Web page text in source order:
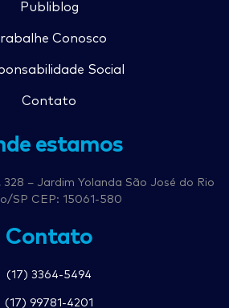
Publiblog
Conosco
Social
Contato
estamos
328 – Jardim Yolanda São José do Rio
SP CEP: 15061-580
Contato
(17) 3364-5494
(17) 99781-4201